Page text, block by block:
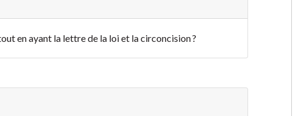
en ayant la lettre de la loi et la circoncision ?